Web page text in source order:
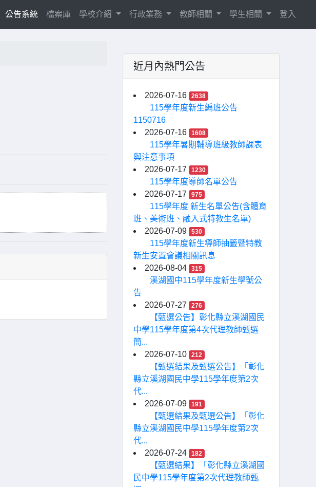
(current)
公告系統 檔案庫 學校介紹 行政業務 教師相關 學生相關 登入
近月內熱門公告
2026-07-16 2638
115學年度新生編班公告
1150716
2026-07-16
1608
115學年暑期輔導班級教師課表
與注意事項
2026-07-17
1230
115學年度導師名單公告
2026-07-17
975
115學年度 新生名單公告(含體育
班、美術班、融入式特教生名單)
2026-07-09
530
115學年度新生導師抽籤暨特教
新生安置會議相關訊息
2026-08-04
315
溪湖國中115學年度新生學號公
告
2026-07-27
276
【甄選公告】彰化縣立溪湖國民
中學115學年度第4次代理教師甄選
簡...
2026-07-10
212
【甄選結果及甄選公告】「彰化
縣立溪湖國民中學115學年度第2次
代...
2026-07-09
191
【甄選結果及甄選公告】「彰化
縣立溪湖國民中學115學年度第2次
代...
2026-07-24
182
【甄選結果】「彰化縣立溪湖國
民中學115學年度第2次代理教師甄